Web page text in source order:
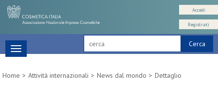
Cerca
Accedi
Registrati
Toggle
navigation
Home
Attività internazionali News dal mondo Dettaglio